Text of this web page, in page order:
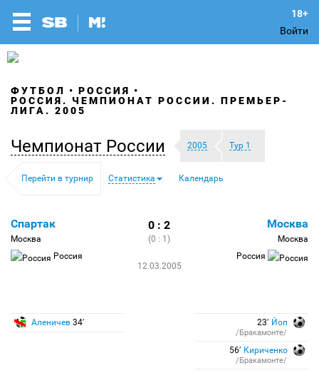
Войти
ФУТБОЛ
РОССИЯ
РОССИЯ. ЧЕМПИОНАТ РОССИИ. ПРЕМЬЕР-
ЛИГА. 2005
Чемпионат России 2005 Тур 1
Перейти в турнир Статистика Календарь
Спартак
Москва
Россия
0 : 2
(0 : 1)
12.03.2005
Москва
Москва
Россия
Аленичев 34′ 23′ Йоп
/Бракамонте/
56′ Кириченко
/Бракамонте/